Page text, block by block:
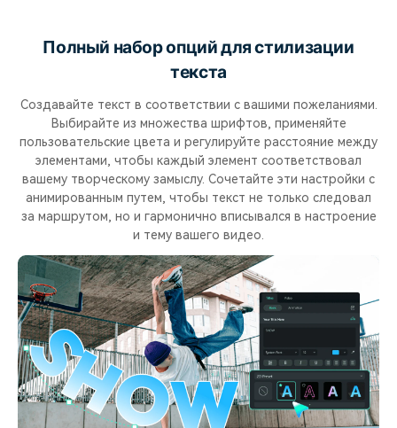
Полный набор опций для стилизации
текста
Создавайте текст в соответствии с вашими пожеланиями.
Выбирайте из множества шрифтов, применяйте
пользовательские цвета и регулируйте расстояние между
элементами, чтобы каждый элемент соответствовал
вашему творческому замыслу. Сочетайте эти настройки с
анимированным путем, чтобы текст не только следовал
за маршрутом, но и гармонично вписывался в настроение
и тему вашего видео.